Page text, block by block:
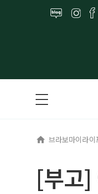
브라보마이라이
[부고]